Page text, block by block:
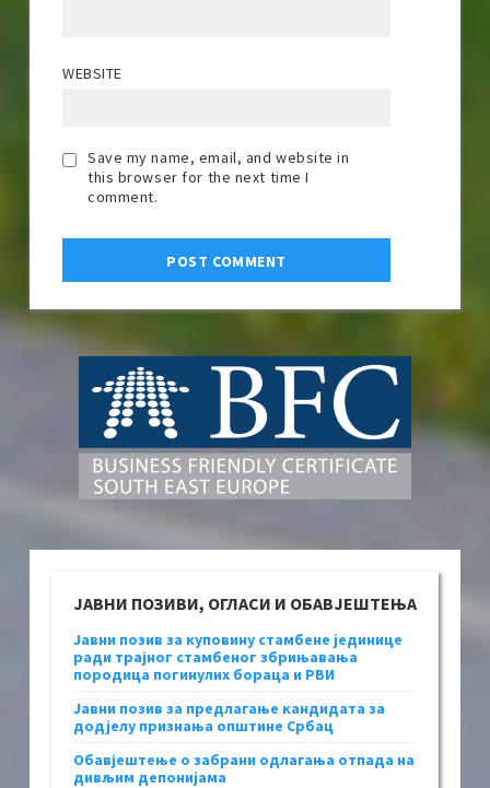
WEBSITE
Save my name, email, and website in
this browser for the next time I
comment.
ЈАВНИ ПОЗИВИ, ОГЛАСИ И ОБАВЈЕШТЕЊА
Јавни позив за куповину стамбене јединице
ради трајног стамбеног збрињавања
породица погинулих бораца и РВИ
Јавни позив за предлагање кандидата за
додјелу признања општине Србац
Обавјештење о забрани одлагања отпада на
дивљим депонијама